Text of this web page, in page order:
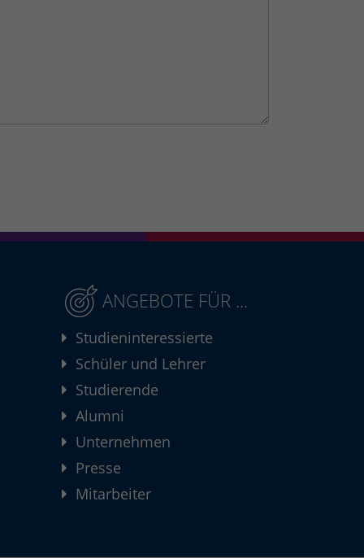
ANGEBOTE FÜR ...
Studieninteressierte
Schüler und Lehrer
Studierende
Alumni
Unternehmen
Presse
Mitarbeiter